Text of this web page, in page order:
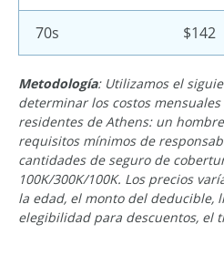
70s $142
Metodología: Utilizamos el
determinar los costos
residentes de Athens: un
requisitos mínimos de
cantidades de seguro de
100K/300K/100K. Los precios
la edad, el monto del deducible,
elegibilidad para descuentos, el